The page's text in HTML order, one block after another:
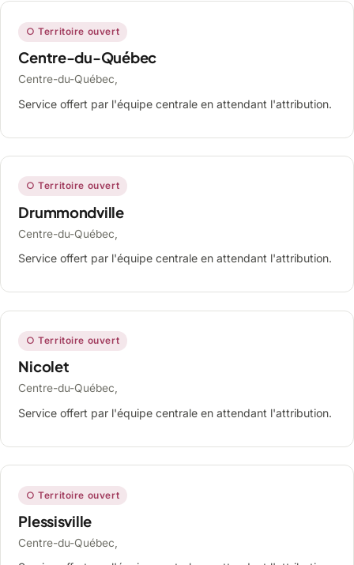
○ Territoire ouvert
Centre-du-Québec
Centre-du-Québec,
Service offert par l'équipe centrale en attendant l'attribution.
○ Territoire ouvert
Drummondville
Centre-du-Québec,
Service offert par l'équipe centrale en attendant l'attribution.
○ Territoire ouvert
Nicolet
Centre-du-Québec,
Service offert par l'équipe centrale en attendant l'attribution.
○ Territoire ouvert
Plessisville
Centre-du-Québec,